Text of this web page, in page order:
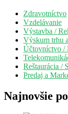
Zdravotníctvo
Vzdelávanie
Výstavba /
Výskum trhu
Účtovníctvo /
Reštaurácia /
Predaj a
Najnovšie